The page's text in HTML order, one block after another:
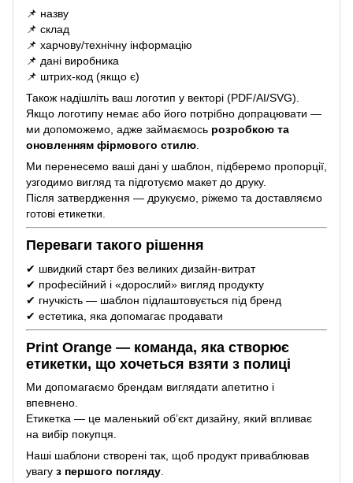
📌 назву
📌 склад
📌 харчову/технічну інформацію
📌 дані виробника
📌 штрих-код (якщо є)
Також надішліть ваш логотип у векторі (PDF/AI/SVG).
Якщо логотипу немає або його потрібно допрацювати —
ми допоможемо, адже займаємось розробкою та
оновленням фірмового стилю.
Ми перенесемо ваші дані у шаблон, підберемо пропорції,
узгодимо вигляд та підготуємо макет до друку.
Після затвердження — друкуємо, ріжемо та доставляємо
готові етикетки.
Переваги такого рішення
✔ швидкий старт без великих дизайн-витрат
✔ професійний і «дорослий» вигляд продукту
✔ гнучкість — шаблон підлаштовується під бренд
✔ естетика, яка допомагає продавати
Print Orange — команда, яка створює
етикетки, що хочеться взяти з полиці
Ми допомагаємо брендам виглядати апетитно і
впевнено.
Етикетка — це маленький об’єкт дизайну, який впливає
на вибір покупця.
Наші шаблони створені так, щоб продукт приваблював
увагу з першого погляду.